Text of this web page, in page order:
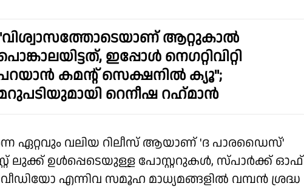
ആറ്റുകാൽ
ഇപ്പോൾ നെഗറ്റിവിറ്റി
കമന്റ് സെക്ഷനിൽ ക്യൂ";
റെനീഷ റഹ്‌മാൻ
ഏറ്റവും വലിയ റിലീസ് ആയാണ് 'ദ പാരഡൈസ്'
ലുക്ക് ഉൾപ്പെടെയുള്ള പോസ്റ്ററുകൾ, സ്പാർക്ക് ഓഫ്
എന്നിവ സമൂഹ മാധ്യമങ്ങളിൽ വമ്പൻ ശ്രദ്ധ